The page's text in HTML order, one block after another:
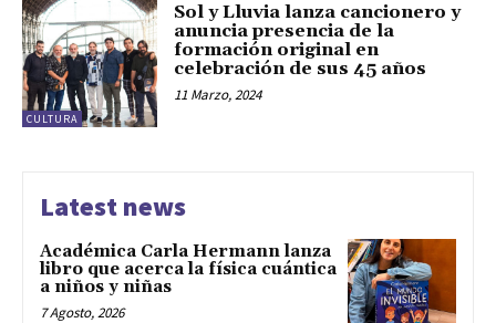
CULTURA
Sol y Lluvia lanza cancionero y
anuncia presencia de la
formación original en
celebración de sus 45 años
11 Marzo, 2024
Latest news
Académica Carla Hermann lanza
libro que acerca la física cuántica
a niños y niñas
7 Agosto, 2026